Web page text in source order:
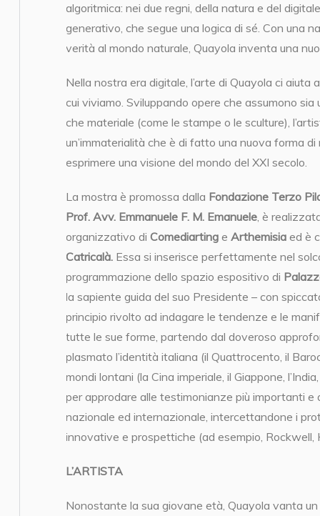
algoritmica: nei due regni, della natura e del
generativo, che segue una logica di sé. Con una
verità al mondo naturale, Quayola inventa una
Nella nostra era digitale, l’arte di Quayola ci aiuta
cui viviamo. Sviluppando opere che assumono
che materiale (come le stampe o le sculture),
un’immaterialità che è di fatto una nuova forma
esprimere una visione del mondo del XXI secolo.
La mostra è promossa dalla Fondazione Terzo
Prof. Avv. Emmanuele F. M. Emanuele, è
organizzativo diComediarting eArthemisia ed è
Catricalà. Essa si inserisce perfettamente nel
programmazione dello spazio espositivo di
la sapiente guida del suo Presidente – con
principio rivolto ad indagare le tendenze e le
tutte le sue forme, partendo dal doveroso
plasmato l’identità italiana (il Quattrocento, il
mondi lontani (la Cina imperiale, il Giappone,
per approdare alle testimonianze più importanti e
nazionale ed internazionale, intercettandone i
innovative e prospettiche (ad esempio, Rockwell,
L’ARTISTA
Nonostante la sua giovane età, Quayola vanta